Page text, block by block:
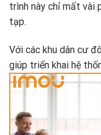
trình này chỉ mất vài
tạp.
Với các khu dân cư
giúp triển khai hệ